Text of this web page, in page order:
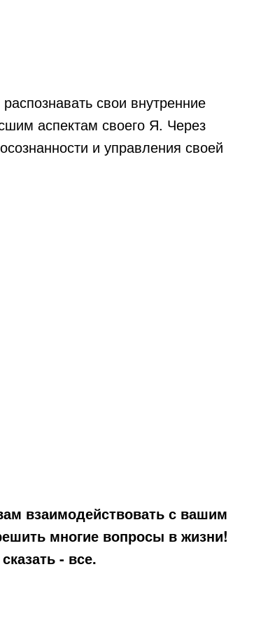
свои внутренние
аспектам своего Я. Через
и управления своей
взаимодействовать с вашим
многие вопросы в жизни!
- все.